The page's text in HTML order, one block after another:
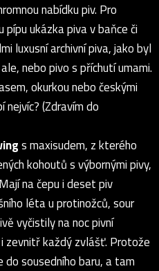
nabídku piv. Pro
ukázka piva v baňce či
luxusní archivní piva, jako byl
nebo pivo s příchutí umami.
okurkou nebo českými
nejvíc? (Zdravím do
s maxisudem, z kterého
kohoutů s výbornými pivy,
na čepu i deset piv
léta u protinožců, sour
vyčistily na noc pivní
zevnitř každý zvlášť. Protože
sousedního baru, a tam